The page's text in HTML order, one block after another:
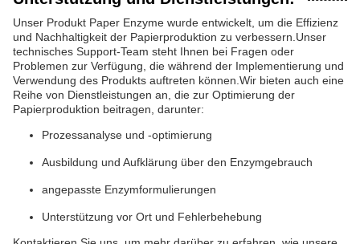
Unser Produkt Paper Enzyme wurde entwickelt, um die Effizienz
und Nachhaltigkeit der Papierproduktion zu verbessern.Unser
technisches Support-Team steht Ihnen bei Fragen oder
Problemen zur Verfügung, die während der Implementierung und
Verwendung des Produkts auftreten können.Wir bieten auch eine
Reihe von Dienstleistungen an, die zur Optimierung der
Papierproduktion beitragen, darunter:
Prozessanalyse und -optimierung
Ausbildung und Aufklärung über den Enzymgebrauch
angepasste Enzymformulierungen
Unterstützung vor Ort und Fehlerbehebung